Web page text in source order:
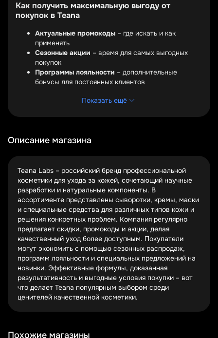
Как получить максимальную выгоду от
покупок в Teana
Актуальные промокоды – где искать и как
применять
Сезонные акции – время для самых выгодных
покупок
Программы лояльности – дополнительные
бонусы для постоянных клиентов
Промокоды Teana – это ваш ключ к экономии на
официальном сайте, в рассылке бренда или на
срок действия и условия применения каждого кода.
Сезонные распродажи – идеальное время для
пополнения косметички. Черная пятница, Новый год,
День красоты – в эти периоды скидки достигают 30-
50%. Следите за календарем акций, чтобы не упустить
выгодные предложения.
Программа лояльности Teana вознаграждает
постоянных покупателей. Накопительные бонусы,
персональные скидки и эксклюзивные предложения –
все это делает повторные покупки еще приятнее.
Регистрируйтесь и получайте максимум от любимого
бренда.
Топ категорий товаров Teana, на которые
стоит обратить внимание
типов кожи
Показать ещё
Описание магазина
Teana Labs – российский бренд профессиональной
косметики для ухода за кожей, сочетающий научные
разработки и натуральные компоненты. В
ассортименте представлены сыворотки, кремы, маски
и специальные средства для различных типов кожи и
решения конкретных проблем. Компания регулярно
предлагает скидки, промокоды и акции, делая
качественный уход более доступным. Покупатели
могут экономить с помощью сезонных распродаж,
программ лояльности и специальных предложений на
новинки. Эффективные формулы, доказанная
результативность и выгодные условия покупки – вот
что делает Teana популярным выбором среди
ценителей качественной косметики.
Похожие магазины